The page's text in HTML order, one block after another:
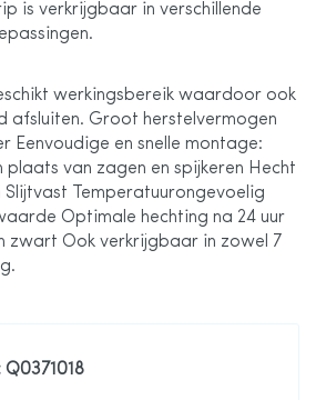
is verkrijgbaar in verschillende
werkingsbereik waardoor ook
afsluiten. Groot herstelvermogen
Eenvoudige en snelle montage:
plaats van zagen en spijkeren Hecht
Slijtvast Temperatuurongevoelig
Optimale hechting na 24 uur
zwart Ook verkrijgbaar in zowel 7
Q0371018